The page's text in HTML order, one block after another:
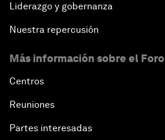
Liderazgo y gobernanza
Nuestra repercusión
Más información sobre el Foro
Centros
Reuniones
Partes interesadas